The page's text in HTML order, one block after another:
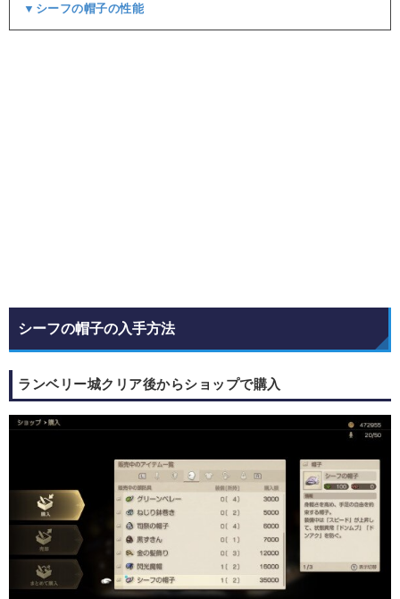
▼シーフの帽子の性能
シーフの帽子の入手方法
ランベリー城クリア後からショップで購入